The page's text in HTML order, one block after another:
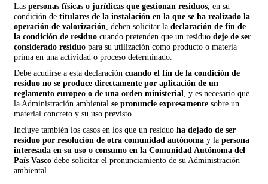
Las personas físicas o jurídicas que gestionan residuos , en su
condición de titulares de la instalación en la que se ha realizado la
operación de valorización , deben solicitar la declaración de fin de
la condición de residuo cuando pretenden que un residuo deje de ser
considerado residuo para su utilización como producto o materia
prima en una actividad o proceso determinado.
Debe acudirse a esta declaración cuando el fin de la condición de
residuo no se produce directamente por aplicación de un
reglamento europeo o de una orden ministerial , y es necesario que
la Administración ambiental se pronuncie expresamente sobre un
material concreto y su uso previsto.
Incluye también los casos en los que un residuo ha dejado de ser
residuo por resolución de otra comunidad autónoma y la persona
interesada en su uso o consumo en la Comunidad Autónoma del
País Vasco debe solicitar el pronunciamiento de su Administración
ambiental.